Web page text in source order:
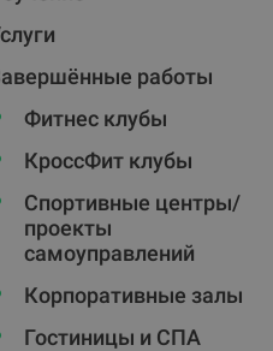
работы
Фитнес клубы
КроссФит клубы
Спортивные центры/
проекты
самоуправлений
Корпоративные залы
Гостиницы и СПА